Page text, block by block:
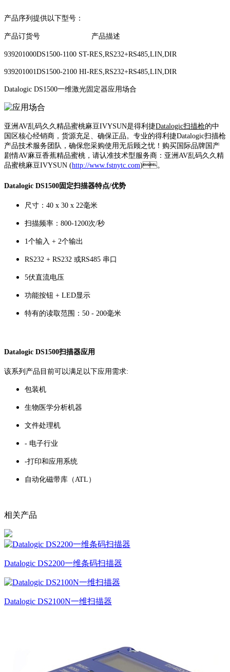
产品序列提供以下型号：
产品订货号 产品描述
939201000DS1500-1100 ST-RES,RS232+RS485,LIN,DIR
939201001DS1500-2100 HI-RES,RS232+RS485,LIN,DIR
Datalogic DS1500一维激光固定器应用场合
亚洲AV乱码久久精品蜜桃麻豆IVYSUN是得利捷Datalogic扫描枪的中
国区核心经销商，货源充足、确保正品。专业的得利捷Datalogic扫描枪
产品技术服务团队，确保您采购使用无后顾之忧！购买国际品牌国产
剧情AV麻豆香蕉精品蜜桃，请认准技术型服务商：亚洲AV乱码久久精
品蜜桃麻豆IVYSUN (http://www.fstnytc.com)。
Datalogic DS1500固定扫描器特点/优势
尺寸：40 x 30 x 22毫米
扫描频率：800-1200次/秒
1个输入 + 2个输出
RS232 + RS232 或RS485 串口
5伏直流电压
功能按钮 + LED显示
特有的读取范围：50 - 200毫米
Datalogic DS1500扫描器应用
该系列产品目前可以满足以下应用需求:
包装机
生物医学分析机器
文件处理机
- 电子行业
-打印和应用系统
自动化磁带库（ATL）
相关产品
Datalogic DS2200一维条码扫描器
Datalogic DS2100N一维扫描器